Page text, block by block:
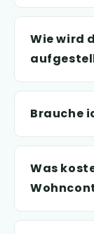
Wie wird
Brauche
Was